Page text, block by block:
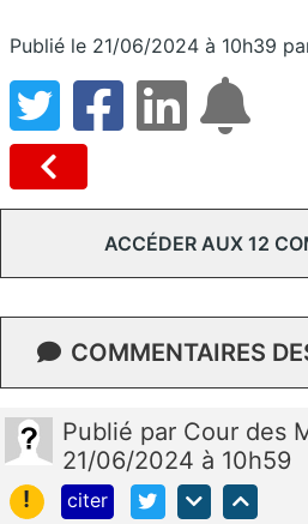
Publié le 21/06/2024 à 10h39
ACCÉDER AUX 12
COMMENTAIRES
Publié par Cour des
21/06/2024 à 10h59
!
citer